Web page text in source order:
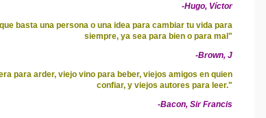
-Hugo, Víctor
basta una persona o una idea para cambiar tu vida para
siempre, ya sea para bien o para mal"
-Brown, J
para arder, viejo vino para beber, viejos amigos en quien
confiar, y viejos autores para leer."
-Bacon, Sir Francis